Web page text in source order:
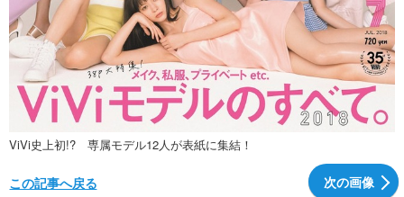
ViVi史上初!? 専属モデル12人が表紙に集結！
次の画像
この記事へ戻る